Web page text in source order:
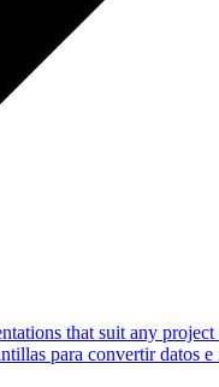
that suit any project
para convertir datos